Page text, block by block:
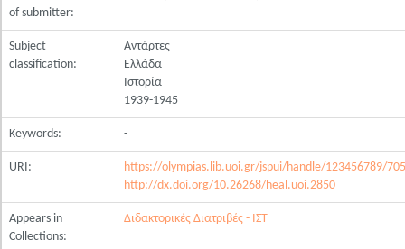
of submitter:
Subject
classification:
Αντάρτες
Ελλάδα
Ιστορία
1939-1945
Keywords: -
URI:
https://olympias.lib.uoi.gr/jspui/handle/123456789/
http://dx.doi.org/10.26268/heal.uoi.2850
Appears in
Collections:
Διδακτορικές Διατριβές - ΙΣΤ